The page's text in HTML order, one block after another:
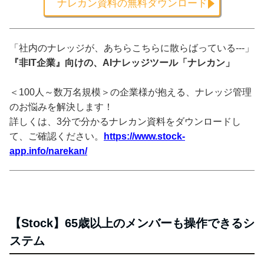
ナレカン資料の無料ダウンロード
「社内のナレッジが、あちらこちらに散らばっている---」
『非IT企業』向けの、AIナレッジツール「ナレカン」
＜100人～数万名規模＞の企業様が抱える、ナレッジ管理
のお悩みを解決します！
詳しくは、3分で分かるナレカン資料をダウンロードし
て、ご確認ください。
https://www.stock-
app.info/narekan/
【Stock】65歳以上のメンバーも操作できるシ
ステム